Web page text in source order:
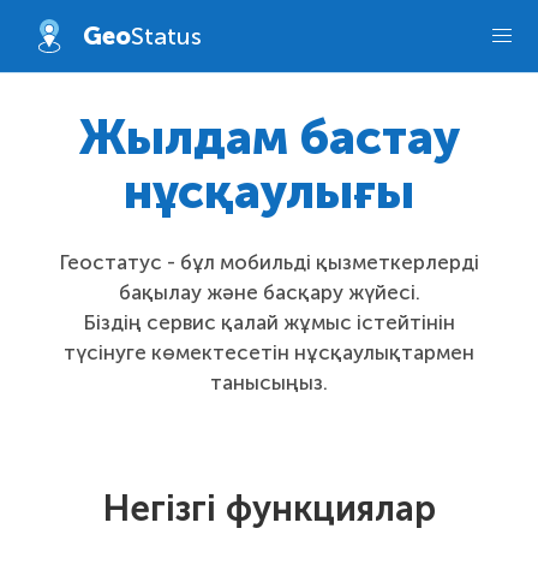
GeoStatus
Жылдам бастау
нұсқаулығы
Геостатус - бұл мобильді қызметкерлерді
бақылау және басқару жүйесі.
Біздің сервис қалай жұмыс істейтінін
түсінуге көмектесетін нұсқаулықтармен
танысыңыз.
Негізгі функциялар